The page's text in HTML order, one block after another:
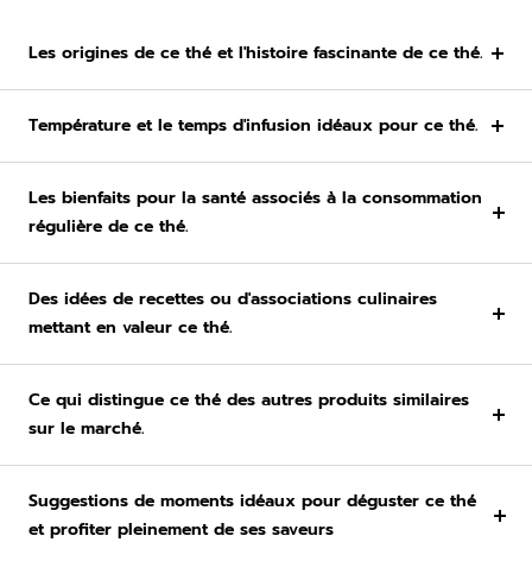
Les origines de ce thé et l'histoire fascinante de ce thé.
Température et le temps d'infusion idéaux pour ce thé.
Les bienfaits pour la santé associés à la consommation
régulière de ce thé.
Des idées de recettes ou d'associations culinaires
mettant en valeur ce thé.
Ce qui distingue ce thé des autres produits similaires
sur le marché.
Suggestions de moments idéaux pour déguster ce thé
et profiter pleinement de ses saveurs